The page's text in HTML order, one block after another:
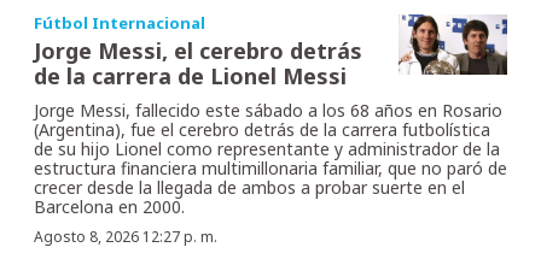
Fútbol Internacional
Jorge Messi, el cerebro detrás
de la carrera de Lionel Messi
Jorge Messi, fallecido este sábado a los 68 años en Rosario
(Argentina), fue el cerebro detrás de la carrera futbolística
de su hijo Lionel como representante y administrador de la
estructura financiera multimillonaria familiar, que no paró de
crecer desde la llegada de ambos a probar suerte en el
Barcelona en 2000.
Agosto 8, 2026 12:27 p. m.